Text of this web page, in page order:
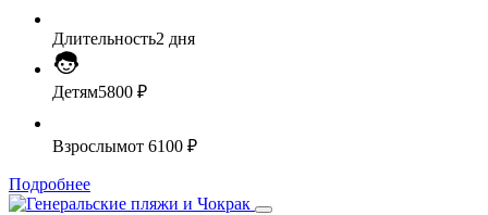
Длительность2 дня
Детям5800 ₽
Взрослымот 6100 ₽
Подробнее